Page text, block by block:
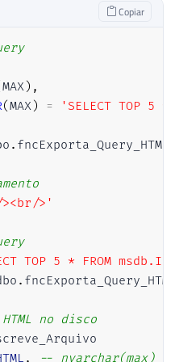
. IsNullOrEmpty
= @"
5px; border: 1px
Copiar
MAX) ,
(MAX) = 'SELECT TOP 5 *
. fncExporta_Query_HTML
>'
TOP 5 * FROM
.
no disco
,
-- nvarchar(max)